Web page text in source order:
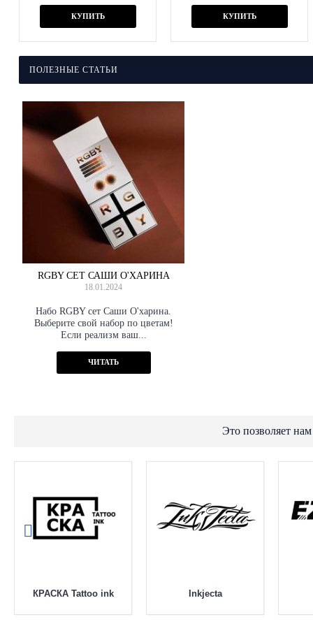
КУПИТЬ КУПИТЬ
ПОЛЕЗНЫЕ СТАТЬИ
RGBY СЕТ САШИ О'ХАРИНА
18.01.2024
Набо RGBY сет Саши О'харина.
Выберите свой набор по цветам!
Если реализм ваш...
ЧИТАТЬ
Это позволяет
КРАСКА Tattoo ink Inkjecta